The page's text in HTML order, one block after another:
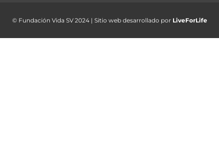
© Fundación Vida SV 2024 | Sitio web desarrollado por LiveForLife